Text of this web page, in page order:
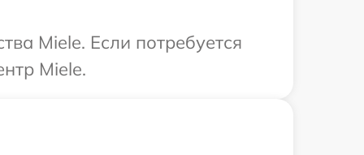
Miele. Если потребуется
Miele.